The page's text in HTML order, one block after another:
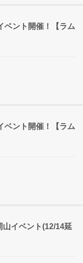
ント開催！【ラム
ント開催！【ラム
イベント(12/14延